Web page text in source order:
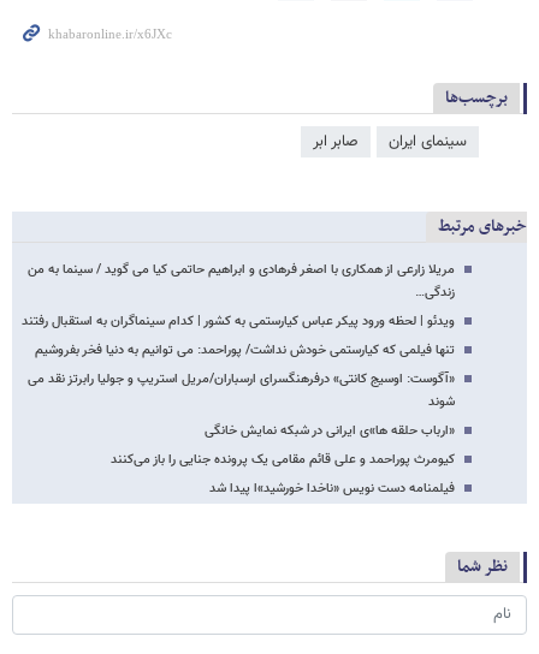
برچسب‌ها
سینمای ایران صابر ابر
خبرهای مرتبط
مریلا زارعی از همکاری با اصغر فرهادی و ابراهیم حاتمی کیا می گوید / سینما به من
زندگی…
ویدئو | لحظه ورود پیکر عباس کیارستمی به کشور | کدام سینماگران به استقبال رفتند
تنها فیلمی که کیارستمی خودش نداشت/ پوراحمد: می توانیم به دنیا فخر بفروشیم
«آگوست: اوسیج کانتی» درفرهنگسرای ارسباران/مریل استریپ و جولیا رابرتز نقد می
شوند
«ارباب حلقه ها»ی ایرانی در شبکه نمایش خانگی
کیومرث پوراحمد و علی قائم مقامی یک پرونده جنایی را باز می‌کنند
فیلمنامه دست نویس «ناخدا خورشید»ا پیدا شد
نظر شما